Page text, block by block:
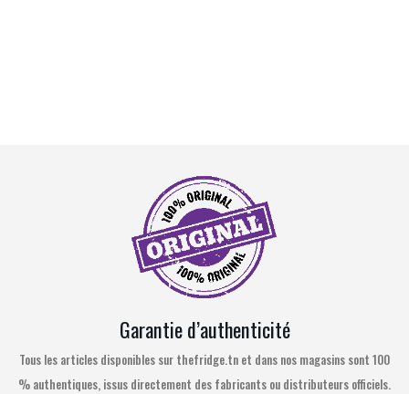
Garantie d’authenticité
Tous les articles disponibles sur thefridge.tn et dans nos magasins sont 100
% authentiques, issus directement des fabricants ou distributeurs officiels.